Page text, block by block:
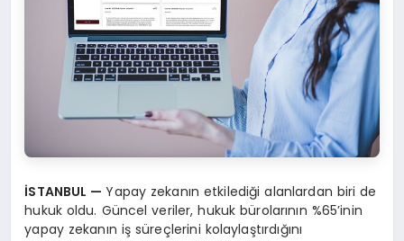
İSTANBUL —Yapay zekanın etkilediği alanlardan biri de
hukuk oldu. Güncel veriler, hukuk bürolarının %65’inin
yapay zekanın iş süreçlerini kolaylaştırdığını